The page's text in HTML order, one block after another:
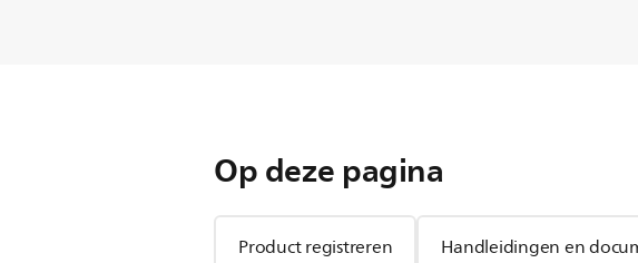
Op deze pagina
Product registreren Handleidingen en